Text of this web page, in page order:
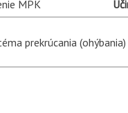
MPK
prekrúcania